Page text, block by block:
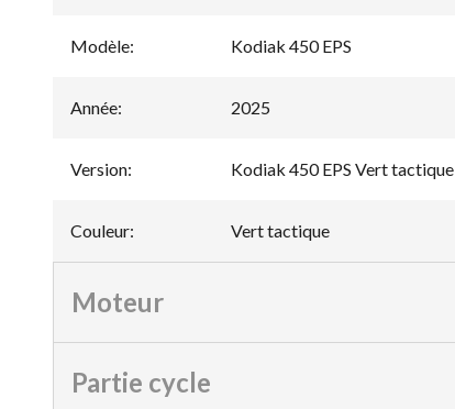
Modèle: Kodiak 450 EPS
Année: 2025
Version: Kodiak 450 EPS Vert tactique
Couleur: Vert tactique
Moteur
Partie cycle